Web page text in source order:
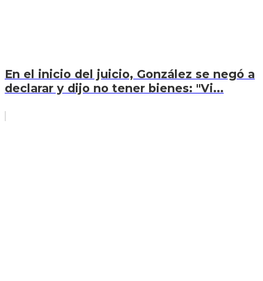
En el inicio del juicio, González se negó a
declarar y dijo no tener bienes: "Vi...